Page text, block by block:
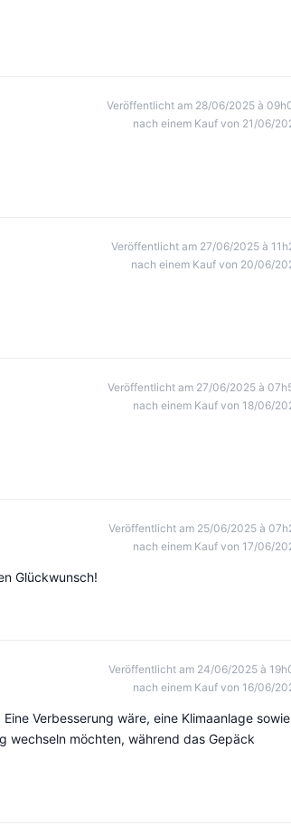
Veröffentlicht am 28/06/2025 à
nach einem Kauf von 21/06/
Veröffentlicht am 27/06/2025 à
nach einem Kauf von 20/06/
Veröffentlicht am 27/06/2025 à
nach einem Kauf von 18/06/
Veröffentlicht am 25/06/2025 à
nach einem Kauf von 17/06/
Glückwunsch!
Veröffentlicht am 24/06/2025 à
nach einem Kauf von 16/06/
Verbesserung wäre, eine Klimaanlage sowie
wechseln möchten, während das Gepäck